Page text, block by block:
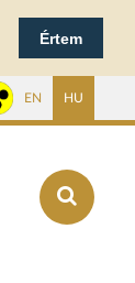
Értem
EN HU